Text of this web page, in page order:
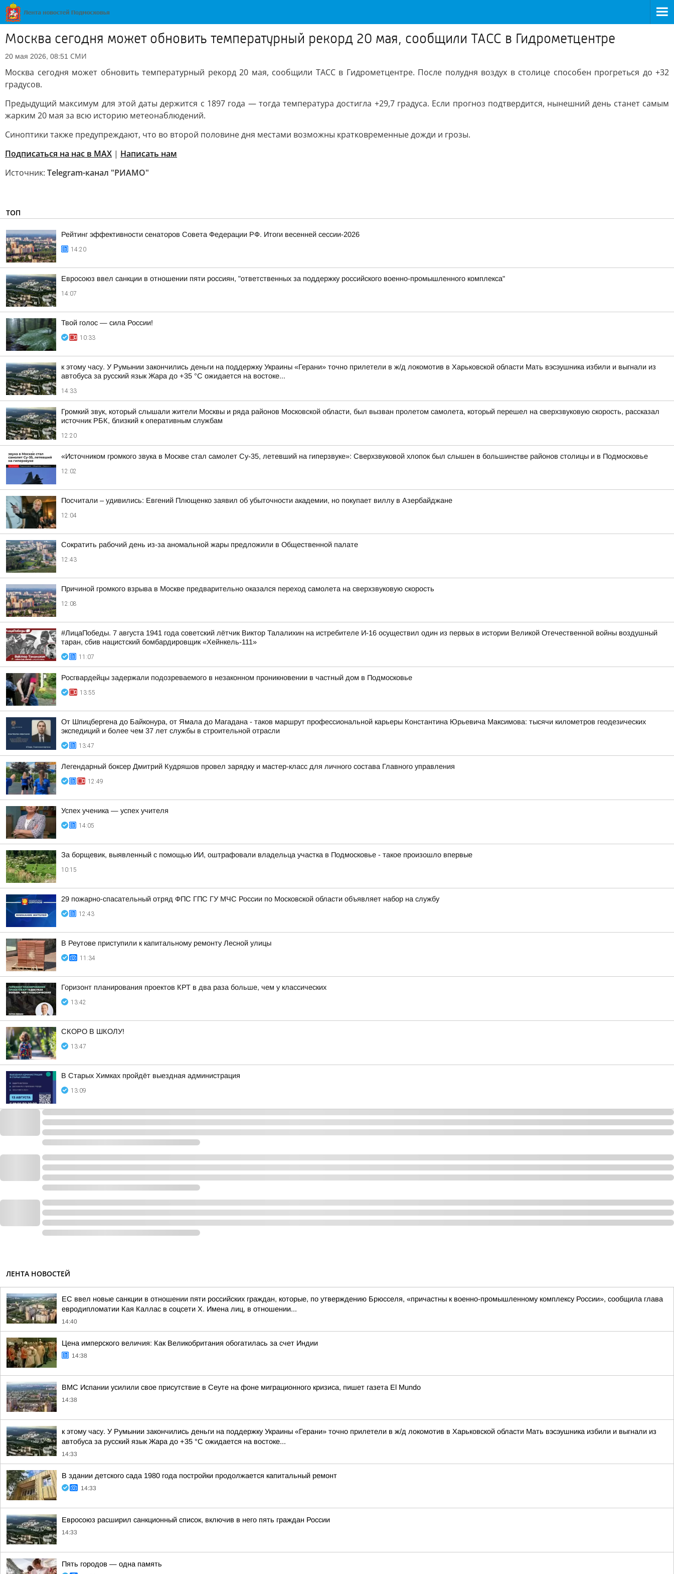
Москва сегодня может обновить температурный рекорд 20 мая, сообщили ТАСС в Гидрометцентре
20 мая 2026, 08:51 СМИ
Москва сегодня может обновить температурный рекорд 20 мая, сообщили ТАСС в Гидрометцентре. После полудня воздух в столице способен прогреться до +32
градусов.
Предыдущий максимум для этой даты держится с 1897 года — тогда температура достигла +29,7 градуса. Если прогноз подтвердится, нынешний день станет самым
жарким 20 мая за всю историю метеонаблюдений.
Синоптики также предупреждают, что во второй половине дня местами возможны кратковременные дожди и грозы.
Подписаться на нас в MAX | Написать нам
Источник: Telegram-канал "РИАМО"
ТОП
Рейтинг эффективности сенаторов Совета Федерации РФ. Итоги весенней сессии-2026
14:20
Евросоюз ввел санкции в отношении пяти россиян, "ответственных за поддержку российского военно-промышленного комплекса"
14:07
Твой голос — сила России!
10:33
к этому часу. У Румынии закончились деньги на поддержку Украины «Герани» точно прилетели в ж/д локомотив в Харьковской области Мать вэсэушника избили и выгнали из
автобуса за русский язык Жара до +35 °С ожидается на востоке...
14:33
Громкий звук, который слышали жители Москвы и ряда районов Московской области, был вызван пролетом самолета, который перешел на сверхзвуковую скорость, рассказал
источник РБК, близкий к оперативным службам
12:20
«Источником громкого звука в Москве стал самолет Су-35, летевший на гиперзвуке»: Сверхзвуковой хлопок был слышен в большинстве районов столицы и в Подмосковье
12:02
Посчитали – удивились: Евгений Плющенко заявил об убыточности академии, но покупает виллу в Азербайджане
12:04
Сократить рабочий день из-за аномальной жары предложили в Общественной палате
12:43
Причиной громкого взрыва в Москве предварительно оказался переход самолета на сверхзвуковую скорость
12:08
#ЛицаПобеды. 7 августа 1941 года советский лётчик Виктор Талалихин на истребителе И-16 осуществил один из первых в истории Великой Отечественной войны воздушный
таран, сбив нацистский бомбардировщик «Хейнкель-111»
11:07
Росгвардейцы задержали подозреваемого в незаконном проникновении в частный дом в Подмосковье
13:55
От Шпицбергена до Байконура, от Ямала до Магадана - таков маршрут профессиональной карьеры Константина Юрьевича Максимова: тысячи километров геодезических
экспедиций и более чем 37 лет службы в строительной отрасли
13:47
Легендарный боксер Дмитрий Кудряшов провел зарядку и мастер-класс для личного состава Главного управления
12:49
Успех ученика — успех учителя
14:05
За борщевик, выявленный с помощью ИИ, оштрафовали владельца участка в Подмосковье - такое произошло впервые
10:15
29 пожарно-спасательный отряд ФПС ГПС ГУ МЧС России по Московской области объявляет набор на службу
12:43
В Реутове приступили к капитальному ремонту Лесной улицы
11:34
Горизонт планирования проектов КРТ в два раза больше, чем у классических
13:42
СКОРО В ШКОЛУ!
13:47
В Старых Химках пройдёт выездная администрация
13:09
ЛЕНТА НОВОСТЕЙ
ЕС ввел новые санкции в отношении пяти российских граждан, которые, по утверждению Брюсселя, «причастны к военно-промышленному комплексу России», сообщила глава
евродипломатии Кая Каллас в соцсети Х. Имена лиц, в отношении...
14:40
Цена имперского величия: Как Великобритания обогатилась за счет Индии
14:38
ВМС Испании усилили свое присутствие в Сеуте на фоне миграционного кризиса, пишет газета El Mundo
14:38
к этому часу. У Румынии закончились деньги на поддержку Украины «Герани» точно прилетели в ж/д локомотив в Харьковской области Мать вэсэушника избили и выгнали из
автобуса за русский язык Жара до +35 °С ожидается на востоке...
14:33
В здании детского сада 1980 года постройки продолжается капитальный ремонт
14:33
Евросоюз расширил санкционный список, включив в него пять граждан России
14:33
Пять городов — одна память